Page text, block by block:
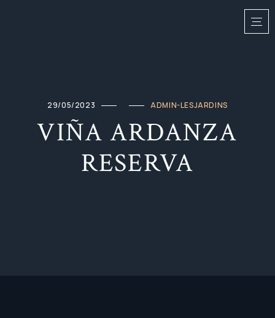
29/05/2023 ADMIN-LESJARDINS
VIÑA ARDANZA
RESERVA